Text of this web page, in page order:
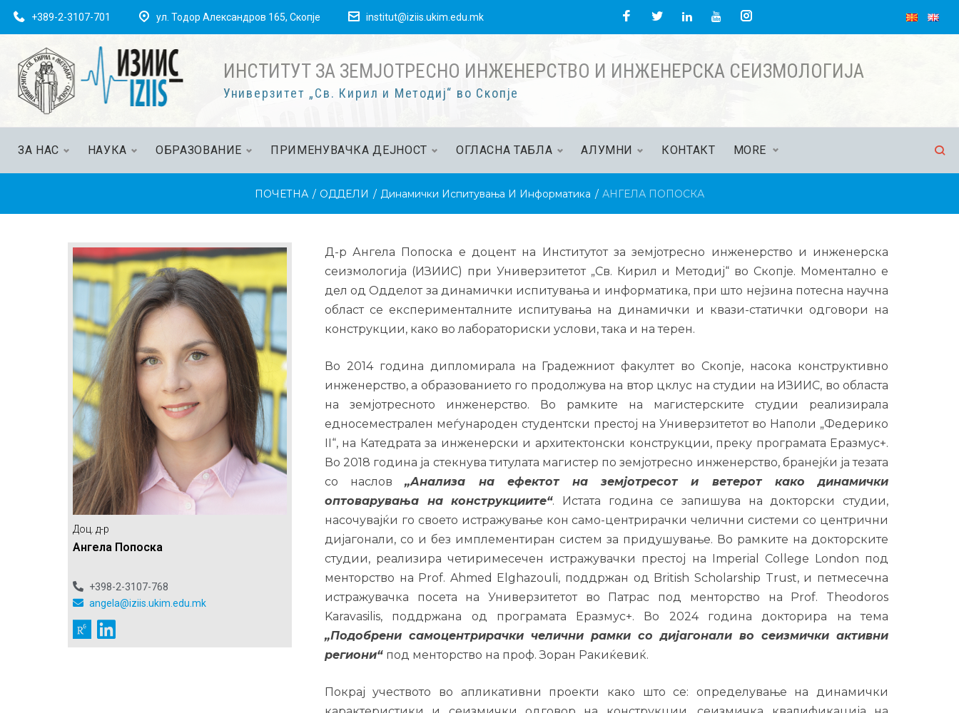
+389-2-3107-701 ул. Тодор Александров 165, Скопје institut@iziis.ukim.edu.mk
ИНСТИТУТ ЗА ЗЕМЈОТРЕСНО ИНЖЕНЕРСТВО И ИНЖЕНЕРСКА СЕИЗМОЛОГИЈА
Универзитет „Св. Кирил и Методиј“ во Скопје
ЗА НАС НАУКА ОБРАЗОВАНИЕ ПРИМЕНУВАЧКА ДЕЈНОСТ ОГЛАСНА ТАБЛА АЛУМНИ КОНТАКТ MORE
ПОЧЕТНА / ОДДЕЛИ / Динамички Испитувања И Информатика / АНГЕЛА ПОПОСКА
Доц. д-р
Ангела Попоска
+398-2-3107-768
angela@iziis.ukim.edu.mk
Д-р Ангела Попоска е доцент на Институтот за земјотресно инженерство и инженерска
сеизмологија (ИЗИИС) при Универзитетот „Св. Кирил и Методиј“ во Скопје. Моментално е
дел од Одделот за динамички испитувања и информатика, при што нејзина потесна научна
област се експерименталните испитувања на динамички и квази-статички одговори на
конструкции, како во лабораториски услови, така и на терен.
Во 2014 година дипломирала на Градежниот факултет во Скопје, насока конструктивно
инженерство, а образованието го продолжува на втор цклус на студии на ИЗИИС, во областа
на земјотресното инженерство. Во рамките на магистерските студии реализирала
едносеместрален меѓународен студентски престој на Универзитетот во Наполи „Федерико
II“, на Катедрата за инженерски и архитектонски конструкции, преку програмата Еразмус+.
Во 2018 година ја стекнува титулата магистер по земјотресно инженерство, бранејќи ја тезата
со наслов„Анализа на ефектот на земјотресот и ветерот како динамички
оптоварувања на конструкциите“. Истата година се запишува на докторски студии,
насочувајќи го своето истражување кон само-центрирачки челични системи со центрични
дијагонали, со и без имплементиран систем за придушување. Во рамките на докторските
студии, реализира четиримесечен истражувачки престој на Imperial College London под
менторство на Prof. Ahmed Elghazouli, поддржан од British Scholarship Trust, и петмесечна
истражувачка посета на Универзитетот во Патрас под менторство на Prof. Theodoros
Karavasilis, поддржана од програмата Еразмус+. Во 2024 година докторира на тема
„Подобрени самоцентрирачки челични рамки со дијагонали во сеизмички активни
региони“ под менторство на проф. Зоран Ракиќевиќ.
Покрај учеството во апликативни проекти како што се: определување на динамички